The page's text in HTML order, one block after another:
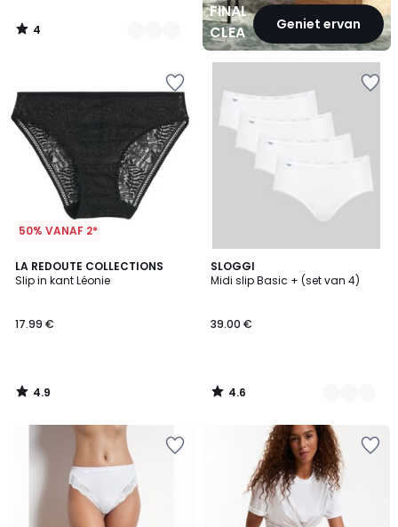
4
/
FINAL
CLEARANCEGeniet ervan
50% VANAF 2*
LA REDOUTE COLLECTIONS
Slip in kant Léonie
17.99 €
4.9
/ 5
4.9
/
SLOGGI
Midi slip Basic + (set van 4)
39.00 €
4.6
/ 5
3
Kleuren
4.6
/